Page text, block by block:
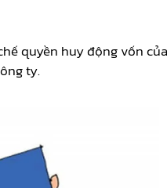
quyền huy động vốn
ty.